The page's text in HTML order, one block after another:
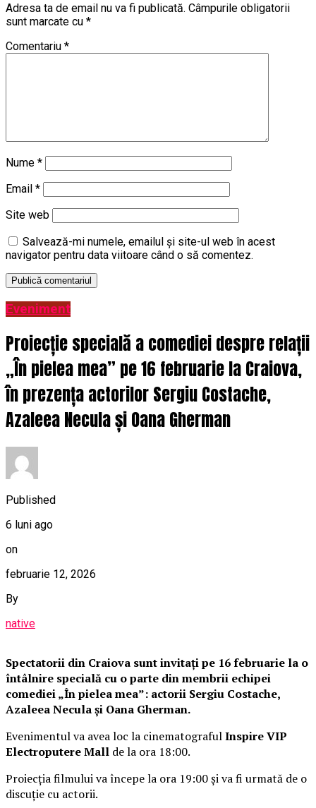
Adresa ta de email nu va fi publicată. Câmpurile obligatorii
sunt marcate cu *
Comentariu *
Nume *
Email *
Site web
Salvează-mi numele, emailul și site-ul web în acest
navigator pentru data viitoare când o să comentez.
Eveniment
Proiecție specială a comediei despre relații
„În pielea mea” pe 16 februarie la Craiova,
în prezența actorilor Sergiu Costache,
Azaleea Necula și Oana Gherman
Published
6 luni ago
on
februarie 12, 2026
By
native
Spectatorii din Craiova sunt invitați pe 16 februarie la o
întâlnire specială cu o parte din membrii echipei
comediei „În pielea mea”: actorii Sergiu Costache,
Azaleea Necula și Oana Gherman.
Evenimentul va avea loc la cinematografulInspire VIP
Electroputere Mall de la ora 18:00.
Proiecția filmului va începe la ora 19:00 și va fi urmată de o
discuție cu actorii.